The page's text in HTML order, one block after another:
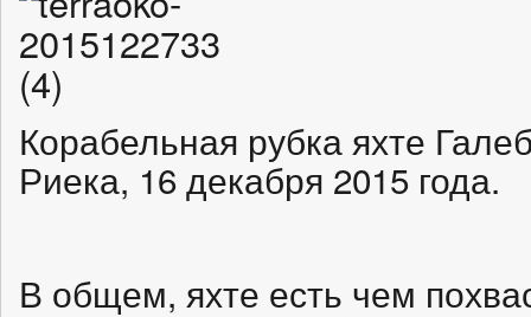
Корабельная рубка яхте
Риека, 16 декабря 2015 года.
В общем, яхте есть чем